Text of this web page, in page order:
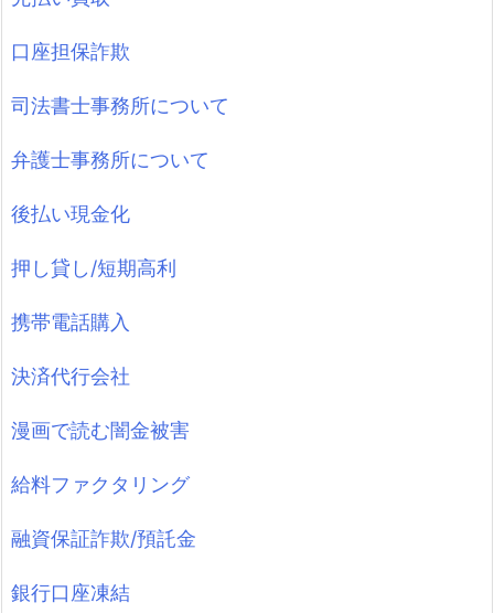
口座担保詐欺
司法書士事務所について
弁護士事務所について
後払い現金化
押し貸し/短期高利
携帯電話購入
決済代行会社
漫画で読む闇金被害
給料ファクタリング
融資保証詐欺/預託金
銀行口座凍結